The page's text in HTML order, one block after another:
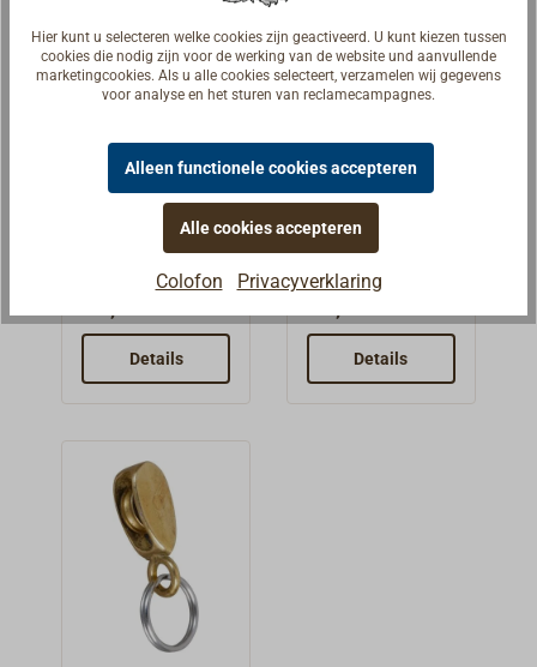
as.
Vlagvalblok
van
WICHARD
Blokbehuizing
van hoogvaste
kunststof met
een vast
oog,katrolschijf
van roestvrij
Details
vlaglijnblok
nylon voor
4mm touw
Klein
kunststofblok
met één schijf
voor dun
touw.Alle
onderdelen zijn
Details
Hier kunt u selecteren welke cookies zijn geactiveerd. U kunt kiezen tussen
cookies die nodig zijn voor de werking van de website und aanvullende
marketingcookies. Als u alle cookies selecteert, verzamelen wij gegevens
voor analyse en het sturen van reclamecampagnes.
Alleen functionele cookies accepteren
Alle cookies accepteren
Colofon Privacyverklaring